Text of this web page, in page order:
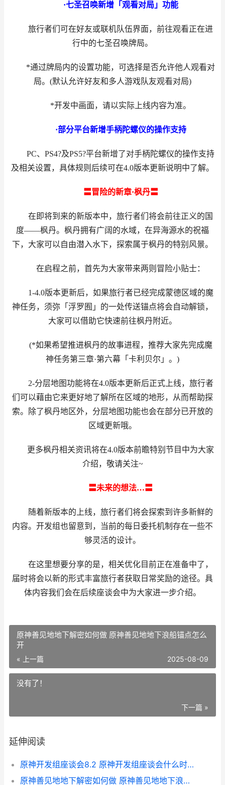
·七圣召唤新增「观看对局」功能
旅行者们可在好友或联机队伍界面，前往观看正在进
行中的七圣召唤牌局。
*通过牌局内的设置功能，可选择是否允许他人观看对
局。(默认允许好友和多人游戏队友观看对局)
*开发中画面，请以实际上线内容为准。
·部分平台新增手柄陀螺仪的操作支持
PC、PS4?及PS5?平台新增了对手柄陀螺仪的操作支持
及相关设置，具体规则后续可在4.0版本更新说明中了解。
〓冒险的新章·枫丹〓
在即将到来的新版本中，旅行者们将会前往正义的国
度——枫丹。枫丹拥有广阔的水域，在异海源水的祝福
下，大家可以自由潜入水下，探索属于枫丹的特别风景。
在启程之前，首先为大家带来两则冒险小贴士：
1-4.0版本更新后，如果旅行者已经完成蒙德区域的魔
神任务，须弥「浮罗囿」的一处传送锚点将会自动解锁，
大家可以借助它快速前往枫丹附近。
(*如果希望推进枫丹的故事进程，推荐大家先完成魔
神任务第三章·第六幕「卡利贝尔」。)
2-分层地图功能将在4.0版本更新后正式上线，旅行者
们可以藉由它来更好地了解所在区域的地形，从而帮助探
索。除了枫丹地区外，分层地图功能也会在部分已开放的
区域更新哦。
更多枫丹相关资讯将在4.0版本前瞻特别节目中为大家
介绍，敬请关注~
〓未来的想法…〓
随着新版本的上线，旅行者们将会探索到许多新鲜的
内容。开发组也留意到，当前的每日委托机制存在一些不
够灵活的设计。
在这里想要分享的是，相关优化目前正在准备中了，
届时将会以新的形式丰富旅行者获取日常奖励的途径。具
体内容我们会在后续座谈会中为大家进一步介绍。
原神善见地地下解密如何做 原神善见地地下浪船锚点怎么
开
« 上一篇 2025-08-09
没有了！
下一篇 »
延伸阅读
原神开发组座谈会8.2 原神开发组座谈会什么时候开始的
原神善见地地下解密如何做 原神善见地地下浪船锚点怎么开